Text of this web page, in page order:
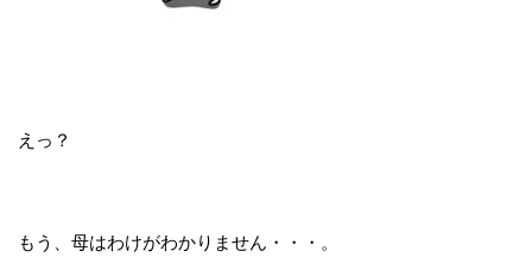
えっ？
もう、母はわけがわかりません・・・。